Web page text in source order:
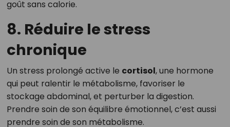
goût sans calorie.
8. Réduire le stress
chronique
Un stress prolongé active le cortisol, une hormone
qui peut ralentir le métabolisme, favoriser le
stockage abdominal, et perturber la digestion.
Prendre soin de son équilibre émotionnel, c’est aussi
prendre soin de son métabolisme.